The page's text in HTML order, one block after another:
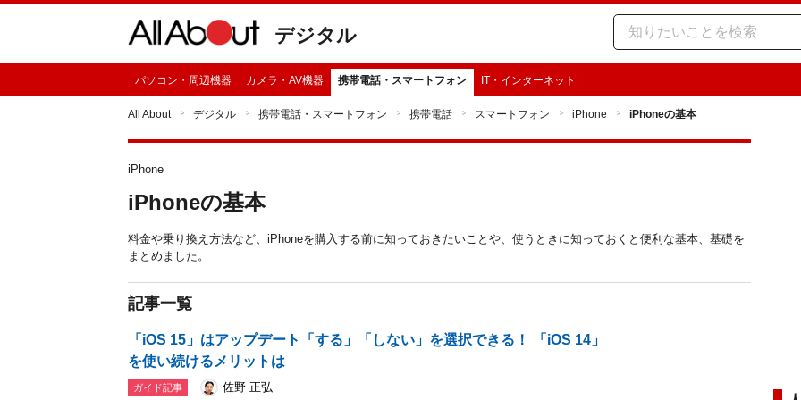
デジタル
パソコン・周辺機器 カメラ・AV機器 携帯電話・スマートフォン IT・インターネット
All About デジタル 携帯電話・スマートフォン 携帯電話 スマートフォン iPhone iPhoneの基本
iPhone
iPhoneの基本
料金や乗り換え方法など、iPhoneを購入する前に知っておきたいことや、使うときに知っておくと便利な基本、基礎を
まとめました。
記事一覧
「iOS 15」はアップデート「する」「しない」を選択できる！ 「iOS 14」
を使い続けるメリットは
ガイド記事
佐野 正弘